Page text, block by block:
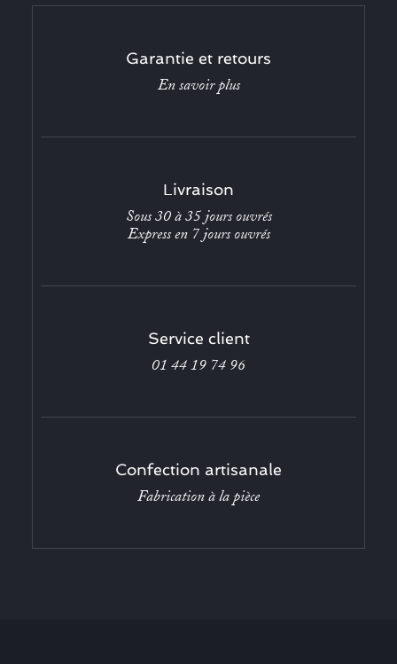
Garantie et retours
En savoir plus
Livraison
Sous 30 à 35 jours ouvrés
Express en 7 jours ouvrés
Service client
01 44 19 74 96
Confection artisanale
Fabrication à la pièce